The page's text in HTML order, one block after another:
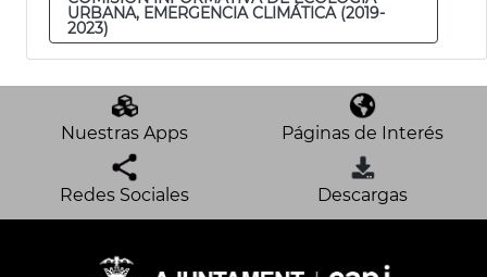
URBANA, EMERGENCIA CLIMÁTICA (2019-
2023)
Nuestras Apps Páginas de Interés
Redes Sociales Descargas